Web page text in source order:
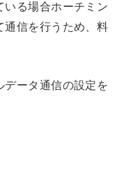
いる場合ホーチミン
通信を行うため、料
データ通信の設定を